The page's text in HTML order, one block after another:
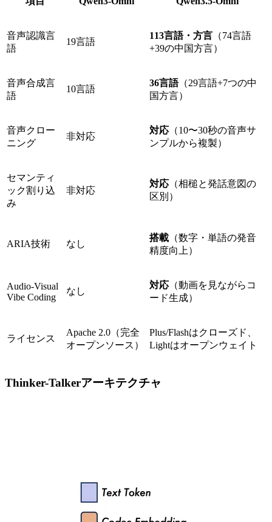
音声認識言
語
19言語
113言語・方言 （74言語
+39の中国方言）
音声合成言
語
10言語
36言語（29言語+7つの中
国方言）
音声クロー
ニング
非対応
対応 （10〜30秒の音声サ
ンプルから複製）
セマンティ
ック割り込
み
非対応
対応 （相槌と発話意図の
区別）
ARIA技術 なし
搭載 （数字・単語の発音
精度向上）
Audio-Visual
Vibe Coding
なし
対応 （動画を見ながらコ
ード生成）
ライセンス
Apache 2.0（完全
オープンソース）
Plus/Flashはクローズド、
Lightはオープンウェイト
Thinker-Talkerアーキテクチャ